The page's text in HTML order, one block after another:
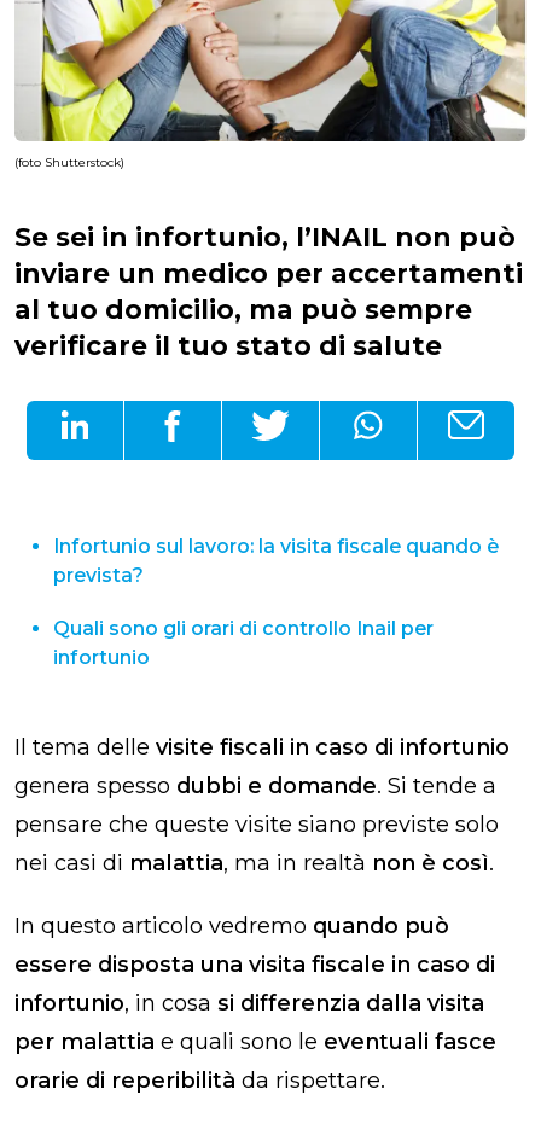
(foto Shutterstock)
Se sei in infortunio, l’INAIL non può
inviare un medico per accertamenti
al tuo domicilio, ma può sempre
verificare il tuo stato di salute
Infortunio sul lavoro: la visita fiscale quando è
prevista?
Quali sono gli orari di controllo Inail per
infortunio
Il tema delle visite fiscali in caso di infortunio
genera spesso dubbi e domande. Si tende a
pensare che queste visite siano previste solo
nei casi di malattia, ma in realtà non è così.
In questo articolo vedremo quando può
essere disposta una visita fiscale in caso di
infortunio, in cosa si differenzia dalla visita
per malattia e quali sono le eventuali fasce
orarie di reperibilità da rispettare.